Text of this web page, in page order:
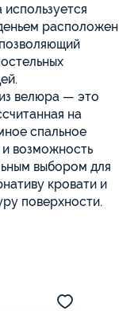
расположен
велюра — это
на
спальное
возможность
выбором для
кровати и
поверхности.